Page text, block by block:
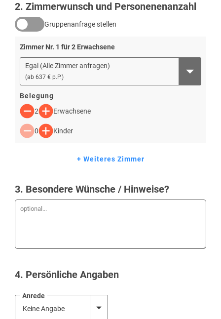
2. Zimmerwunsch und Personenenanzahl
Gruppenanfrage stellen
Zimmer Nr. 1 für2 Erwachsene
Egal (Alle Zimmer anfragen)
(ab 637 € p.P.)
Belegung
2
Erwachsene
0 Kinder
+ Weiteres Zimmer
3. Besondere Wünsche / Hinweise?
4. Persönliche Angaben
Anrede